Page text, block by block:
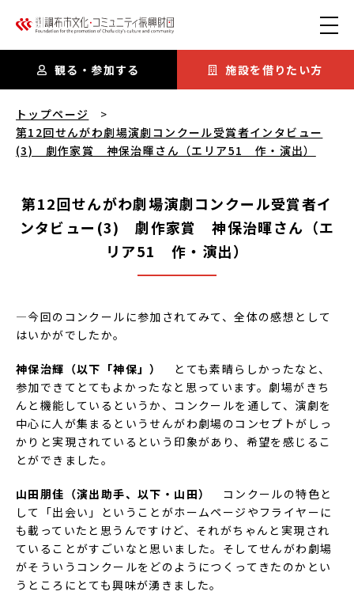
観る・参加する 施設を借りたい方
トップページ
第12回せんがわ劇場演劇コンクール受賞者インタビュー
(3) 劇作家賞 神保治暉さん（エリア51 作・演出）
第12回せんがわ劇場演劇コンクール受賞者イ
ンタビュー(3) 劇作家賞 神保治暉さん（エ
リア51 作・演出）
―今回のコンクールに参加されてみて、全体の感想として
はいかがでしたか。
神保治輝（以下「神保」）
とても素晴らしかったなと、
参加できてとてもよかったなと思っています。劇場がきち
んと機能しているというか、コンクールを通して、演劇を
中心に人が集まるというせんがわ劇場のコンセプトがしっ
かりと実現されているという印象があり、希望を感じるこ
とができました。
山田朋佳（演出助手、以下・山田）
コンクールの特色と
して「出会い」ということがホームページやフライヤーに
も載っていたと思うんですけど、それがちゃんと実現され
ていることがすごいなと思いました。そしてせんがわ劇場
がそういうコンクールをどのようにつくってきたのかとい
うところにとても興味が湧きました。
第12回せんがわ劇場演劇コンクール受賞者インタビュー(3)